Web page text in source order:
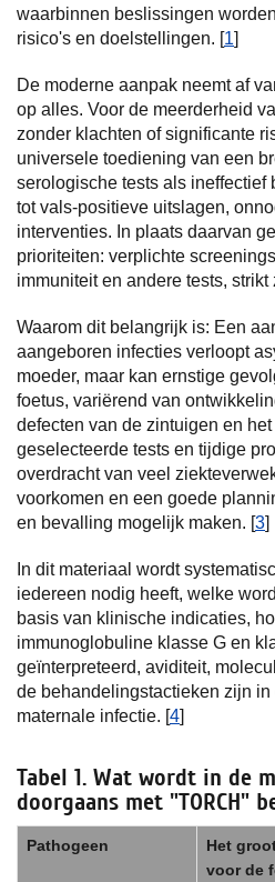
waarbinnen beslissingen
risico's en doelstellingen. [1]
De moderne aanpak neemt af
op alles. Voor de meerderheid
zonder klachten of significante
universele toediening van een
serologische tests als ineffectief
tot vals-positieve uitslagen,
interventies. In plaats daarvan
prioriteiten: verplichte
immuniteit en andere tests,
Waarom dit belangrijk is: Een
aangeboren infecties verloopt
moeder, maar kan ernstige
foetus, variërend van
defecten van de zintuigen en
geselecteerde tests en tijdige
overdracht van veel
voorkomen en een goede
en bevalling mogelijk maken. [3]
In dit materiaal wordt
iedereen nodig heeft, welke
basis van klinische indicaties,
immunoglobuline klasse G en
geïnterpreteerd, aviditeit,
de behandelingstactieken zijn
maternale infectie. [4]
Tabel 1. Wat wordt in de
doorgaans met "TORCH"
Pathogeen
Het
voor de